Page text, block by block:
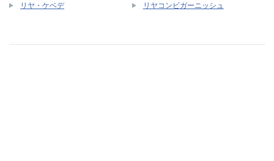
リヤ・ケベデ リヤコンビガーニッシュ